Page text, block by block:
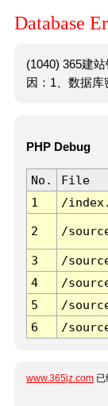
Database
(1040) 365建
因：1、数据库
PHP Debug
No. File
1
/
2 /
3 /
4
/
5
/
6
/
www.365jz.com